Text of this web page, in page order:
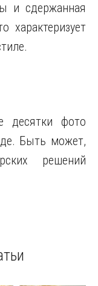
и сдержанная
характеризует
десятки фото
Быть может,
решений